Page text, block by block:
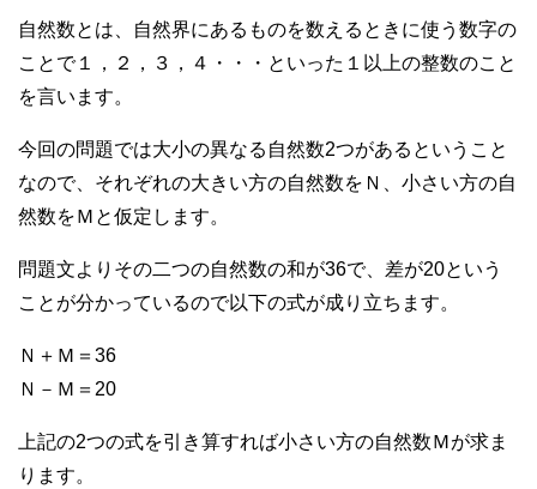
自然数とは、自然界にあるものを数えるときに使う数字の
ことで１，２，３，４・・・といった１以上の整数のこと
を言います。
今回の問題では大小の異なる自然数2つがあるということ
なので、それぞれの大きい方の自然数をＮ、小さい方の自
然数をＭと仮定します。
問題文よりその二つの自然数の和が36で、差が20という
ことが分かっているので以下の式が成り立ちます。
Ｎ＋Ｍ＝36
Ｎ－Ｍ＝20
上記の2つの式を引き算すれば小さい方の自然数Ｍが求ま
ります。